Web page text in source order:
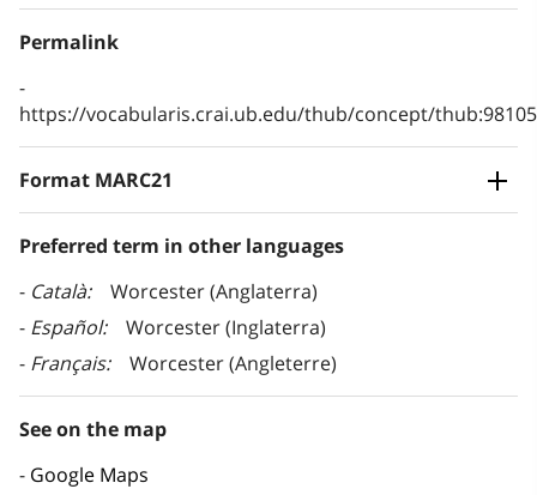
Permalink
https://vocabularis.crai.ub.edu/thub/concept/
Format MARC21
Preferred term in other languages
Català
Worcester (Anglaterra)
Español
Worcester (Inglaterra)
Français
Worcester (Angleterre)
See on the map
Google Maps